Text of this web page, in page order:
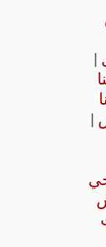
|
|